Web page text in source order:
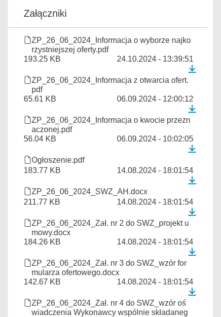
Załączniki
ZP_26_06_2024_Informacja o wyborze najko
rzystniejszej oferty.pdf
193.25 KB
24.10.2024 - 13:39:51
ZP_26_06_2024_Informacja z otwarcia ofert.
pdf
65.61 KB
06.09.2024 - 12:00:12
ZP_26_06_2024_Informacja o kwocie przezn
aczonej.pdf
56.04 KB
06.09.2024 - 10:02:05
Ogłoszenie.pdf
183.77 KB
14.08.2024 - 18:01:54
ZP_26_06_2024_SWZ_AH.docx
211.77 KB
14.08.2024 - 18:01:54
ZP_26_06_2024_Zał. nr 2 do SWZ_projekt u
mowy.docx
184.26 KB
14.08.2024 - 18:01:54
ZP_26_06_2024_Zał. nr 3 do SWZ_wzór for
mularza ofertowego.docx
142.67 KB
14.08.2024 - 18:01:54
ZP_26_06_2024_Zał. nr 4 do SWZ_wzór oś
wiadczenia Wykonawcy wspólnie składaneg